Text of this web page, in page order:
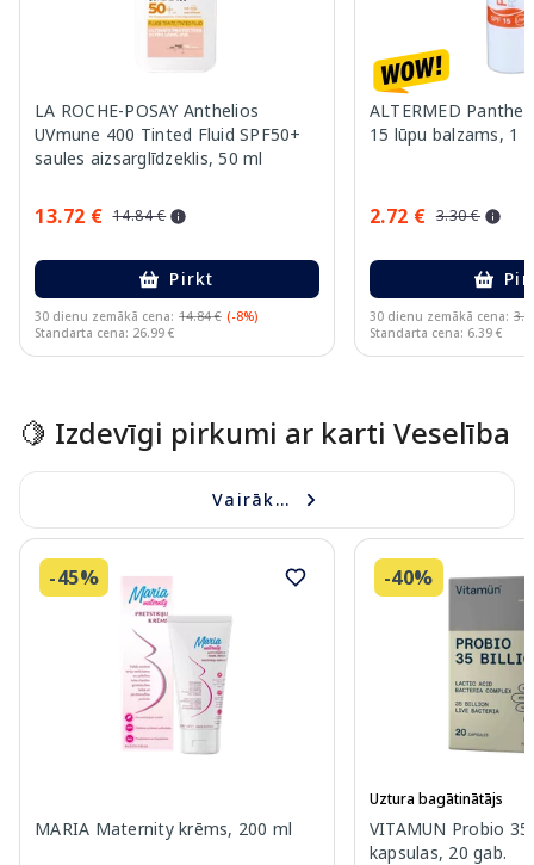
LA ROCHE-POSAY Anthelios
UVmune 400 Tinted Fluid SPF50+
saules aizsarglīdzeklis, 50 ml
13.72 € 14.84 €
Pirkt
30 dienu zemākā cena: 14.84 € (-8%)
Standarta cena: 26.99 €
ALTERMED
15 lūpu balzams, 1
2.72 € 3.30 €
30 dienu zemākā cena:
Standarta cena: 6.39 €
🍋 Izdevīgi pirkumi ar karti Veselība
Vairāk...
-45%
MARIA Maternity krēms, 200 ml
-40%
Uztura bagātinātājs
VITAMUN Probio
kapsulas, 20 gab.